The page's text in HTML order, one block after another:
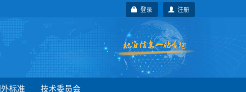
注册
登录
标准 技术委员会